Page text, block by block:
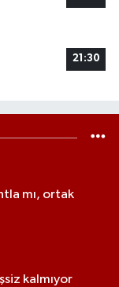
21:30
mı, ortak
kalmıyor